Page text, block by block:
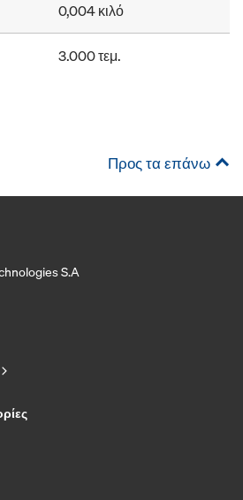
0,004 κιλό
3.000 τεμ.
Προς τα επάνω
S.A